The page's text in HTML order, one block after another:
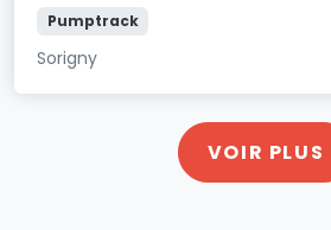
Pumptrack
Sorigny
VOIR PLUS